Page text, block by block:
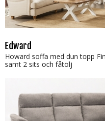
Edward
Howard soffa med dun topp
samt 2 sits och fåtölj